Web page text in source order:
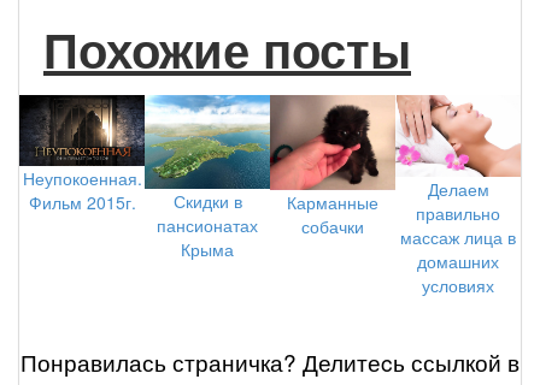
Похожие посты
Неупокоенная.
Фильм 2015г.
Скидки в
пансионатах
Крыма
Карманные
собачки
Делаем
правильно
массаж лица в
домашних
условиях
Понравилась страничка? Делитеcь ссылкой в